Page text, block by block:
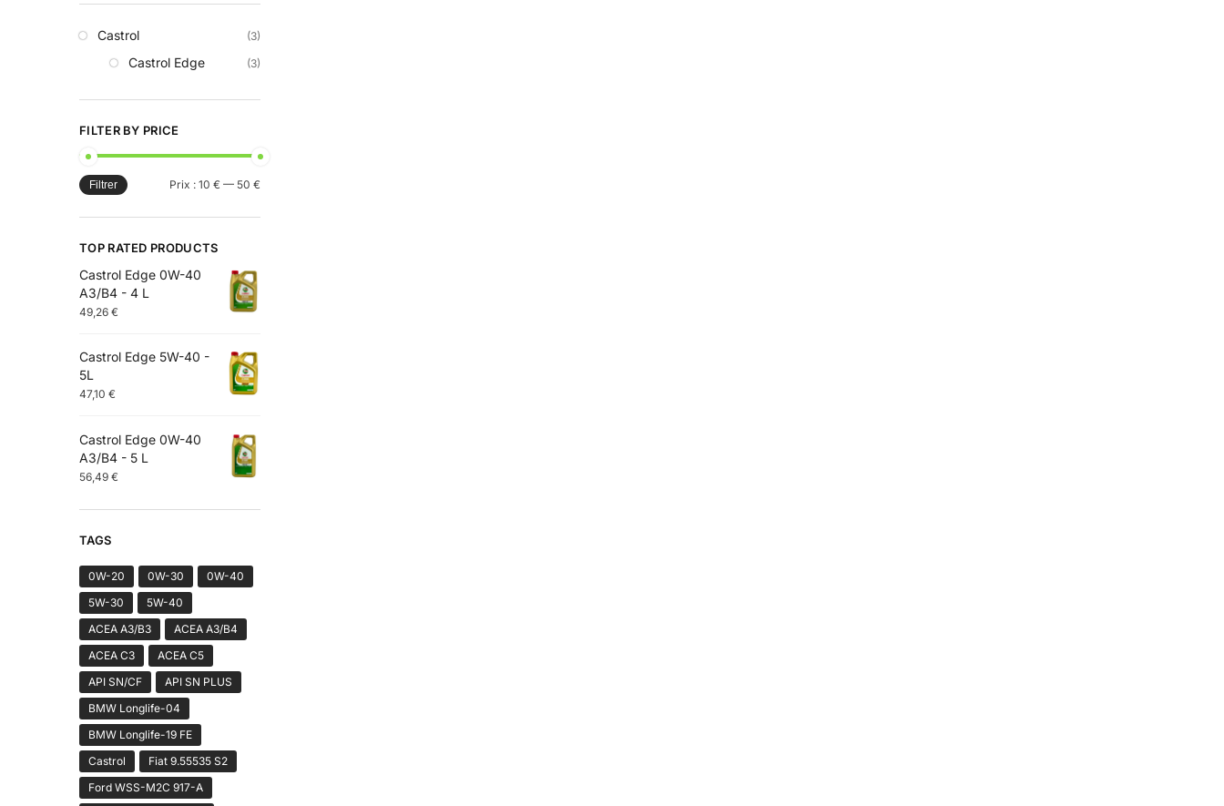
Castrol (3)
Castrol Edge (3)
FILTER BY PRICE
Filtrer Prix : 10 € — 50 €
TOP RATED PRODUCTS
Castrol Edge 0W-40
A3/B4 - 4 L
49,26 €
Castrol Edge 5W-40 -
5L
47,10 €
Castrol Edge 0W-40
A3/B4 - 5 L
56,49 €
TAGS
0W-20 0W-30
0W-40
5W-30
5W-40
ACEA A3/B3
ACEA A3/B4
ACEA C3
ACEA C5
API SN/CF
API SN PLUS
BMW Longlife-04
BMW Longlife-19 FE
Castrol
Fiat 9.55535 S2
Ford WSS-M2C 917-A